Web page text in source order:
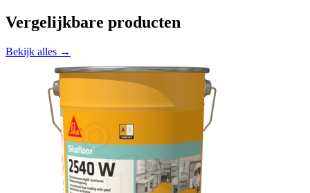
Vergelijkbare producten
Bekijk alles →